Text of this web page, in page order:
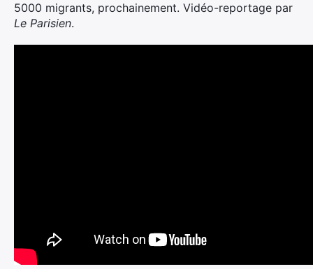
5000 migrants, prochainement. Vidéo-reportage par
Le Parisien.